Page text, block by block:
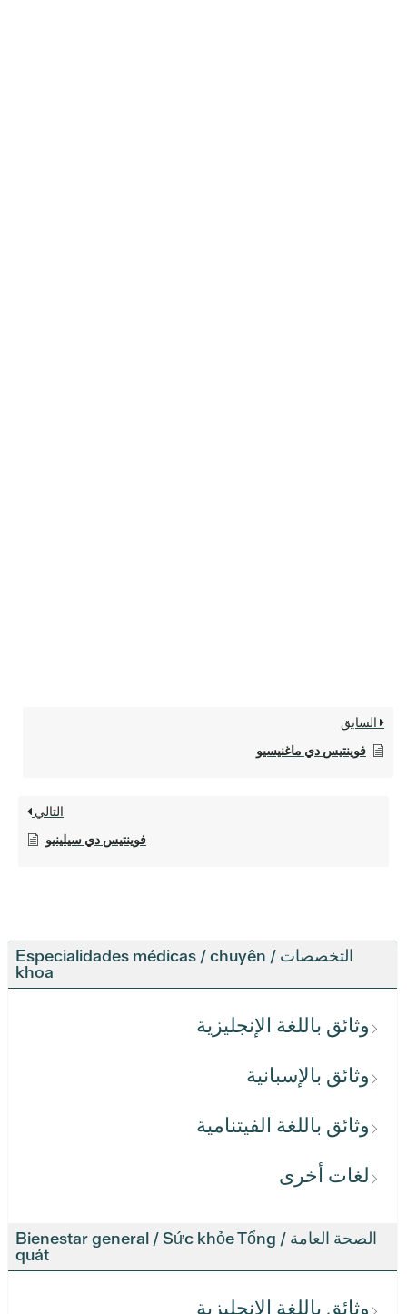
التخصصات / Especialidades médicas / chuyên
khoa
وثائق باللغة الإنجليزية
وثائق بالإسبانية
وثائق باللغة الفيتنامية
لغات أخرى
الصحة العامة / Bienestar general / Sức khỏe Tổng
quát
وثائق باللغة الإنجليزية
السابق
فوينتيس دي ماغنيسيو
التالي
فوينتيس دي سيلينيو